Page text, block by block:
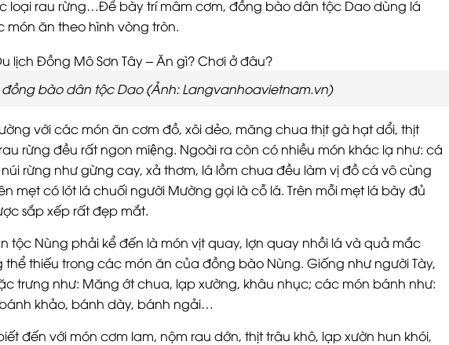
loại rau rừng…Để bày trí mâm cơm, đồng bào dân tộc Dao dùng lá
ăn theo hình vòng tròn.
bào dân tộc Dao (Ảnh: Langvanhoavietnam.vn)
với các món ăn cơm đồ, xôi dẻo, măng chua thịt gà hạt dổi, thịt
rừng đều rất ngon miệng. Ngoài ra còn có nhiều món khác lạ như: cá
rừng như gừng cay, xả thơm, lá lồm chua đều làm vị đồ cá vô cùng
mẹt có lót lá chuối người Mường gọi là cỗ lá. Trên mỗi mẹt lá bày đủ
sắp xếp rất đẹp mắt.
tộc Nùng phải kể đến là món vịt quay, lợn quay nhồi lá và quả mắc
thiếu trong các món ăn của đồng bào Nùng. Giống như người Tày,
trưng như: Măng ớt chua, lạp xường, khâu nhục; các món bánh như:
khảo, bánh dày, bánh ngải…
đến với món cơm lam, nộm rau dớn, thịt trâu khô, lạp xườn hun khói,